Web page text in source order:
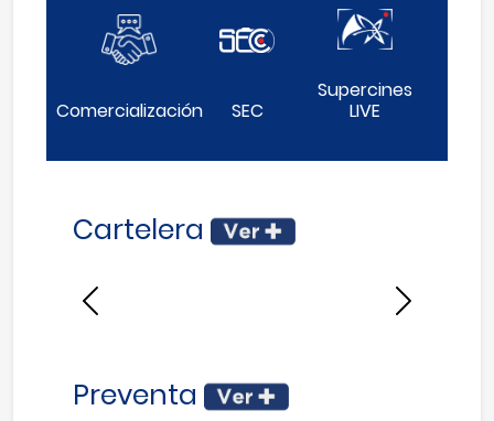
Comercialización SEC
Supercines
LIVE
Cartelera
Preventa